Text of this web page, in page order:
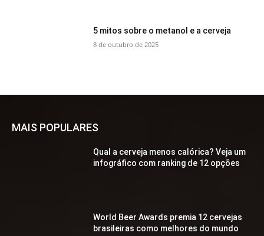
5 mitos sobre o metanol e a cerveja
8 de outubro de 2025
MAIS POPULARES
Qual a cerveja menos calórica? Veja um
infográfico com ranking de 12 opções
World Beer Awards premia 12 cervejas
brasileiras como melhores do mundo